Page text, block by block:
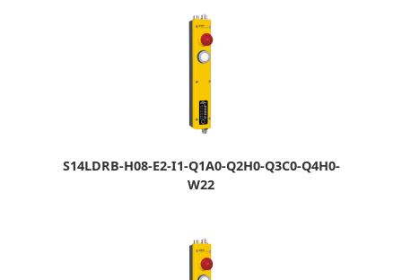
S14LDRB-H08-E2-I1-Q1A0-Q2H0-Q3C0-Q4H0-
W22